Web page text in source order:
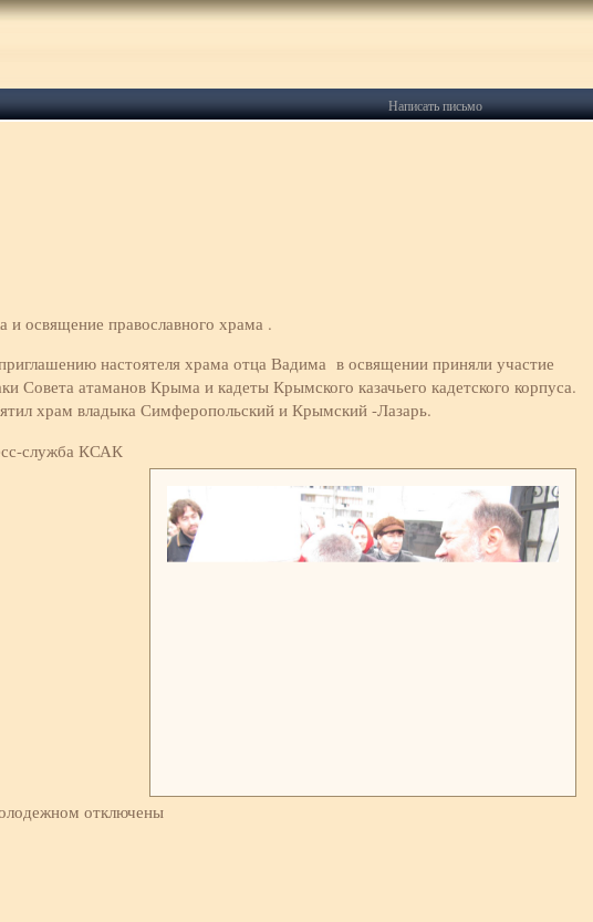
Написать письмо
освящение православного храма .
настоятеля храма отца Вадима в освящении приняли участие
Совета атаманов Крыма и кадеты Крымского казачьего кадетского корпуса.
храм владыка Симферопольский и Крымский -Лазарь.
служба КСАК
отключены